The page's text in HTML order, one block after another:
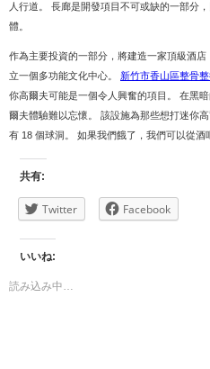
人行道。 長廊是開發項目不可或缺的一部分
體。
作為主要投資的一部分，將建造一家頂級酒
立一個多功能文化中心。 新竹市香山區整骨
你高爾夫可能是一個令人興奮的項目。 在黑
爾夫體驗難以忘懷。 該設施為那些想打迷你
有 18 個球洞。 如果我們餓了，我們可以從酒
共有:
Twitter Facebook
いいね:
読み込み中…